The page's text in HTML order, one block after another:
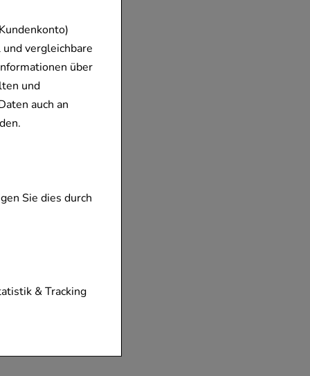
vergleichbare
über
und
auch an
Sie dies durch
unserer
nicht
& Tracking